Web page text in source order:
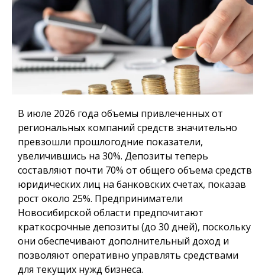
В июле 2026 года объемы привлеченных от
региональных компаний средств значительно
превзошли прошлогодние показатели,
увеличившись на 30%. Депозиты теперь
составляют почти 70% от общего объема средств
юридических лиц на банковских счетах, показав
рост около 25%. Предприниматели
Новосибирской области предпочитают
краткосрочные депозиты (до 30 дней), поскольку
они обеспечивают дополнительный доход и
позволяют оперативно управлять средствами
для текущих нужд бизнеса.